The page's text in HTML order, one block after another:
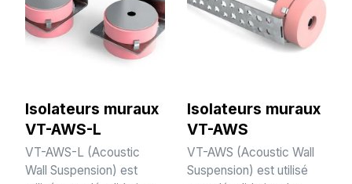
Isolateurs muraux
VT-AWS-L
VT-AWS-L (Acoustic
Wall Suspension) est
Isolateurs muraux
VT-AWS
VT-AWS (Acoustic Wall
Suspension) est utilisé